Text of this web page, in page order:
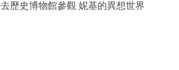
去歷史博物館參觀 妮基的異想世界